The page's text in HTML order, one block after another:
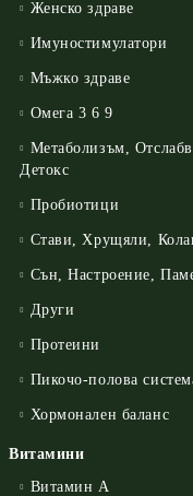
Женско здраве
Имуностимулатори
Мъжко здраве
Омега 3 6 9
Метаболизъм,
Детокс
Пробиотици
Стави, Хрущяли,
Сън, Настроение,
Други
Протеини
Пикочо-полова
Хормонален баланс
Витамини
Витамин А